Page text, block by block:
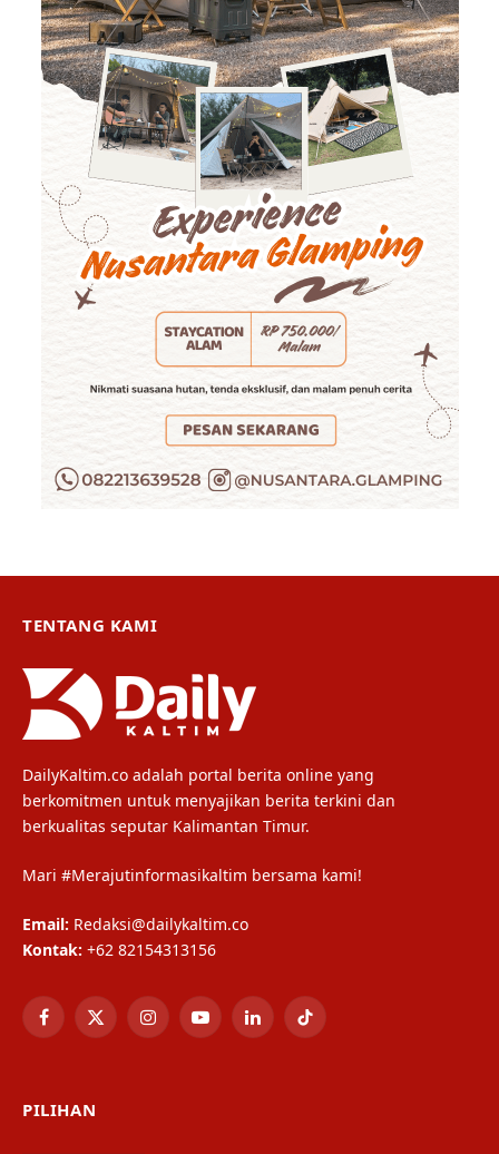
TENTANG KAMI
DailyKaltim.co adalah portal berita online yang
berkomitmen untuk menyajikan berita terkini dan
berkualitas seputar Kalimantan Timur.
Mari #Merajutinformasikaltim bersama kami!
Email: Redaksi@dailykaltim.co
Kontak: +62 82154313156
Facebook
X
InstagramYouTubeLinkedInTikTok
PILIHAN